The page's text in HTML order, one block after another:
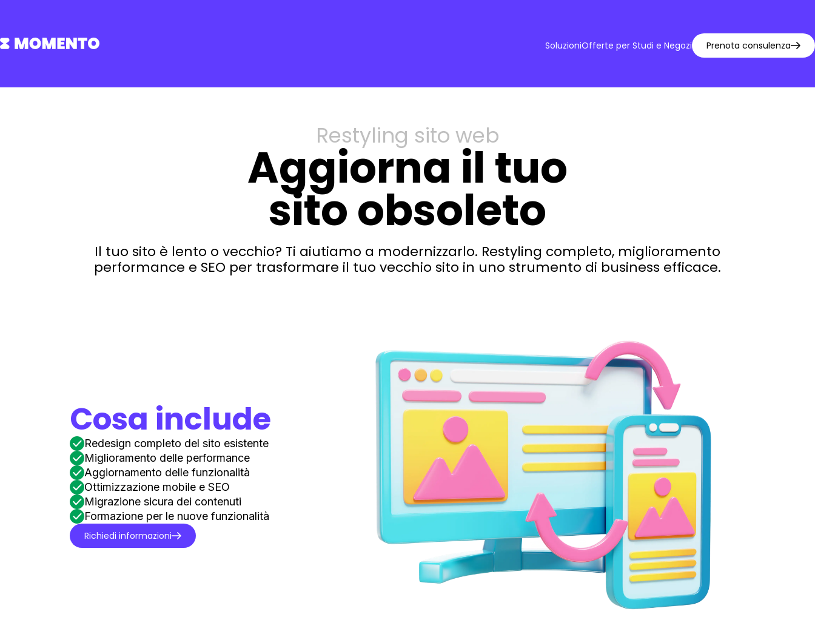
SoluzioniOfferte per Studi e Negozi Prenota consulenza
Restyling sito web
Aggiorna il tuo
sito obsoleto
Il tuo sito è lento o vecchio? Ti aiutiamo a modernizzarlo. Restyling completo, miglioramento
performance e SEO per trasformare il tuo vecchio sito in uno strumento di business efficace.
Cosa include
Redesign completo del sito esistente
Miglioramento delle performance
Aggiornamento delle funzionalità
Ottimizzazione mobile e SEO
Migrazione sicura dei contenuti
Formazione per le nuove funzionalità
Richiedi informazioni